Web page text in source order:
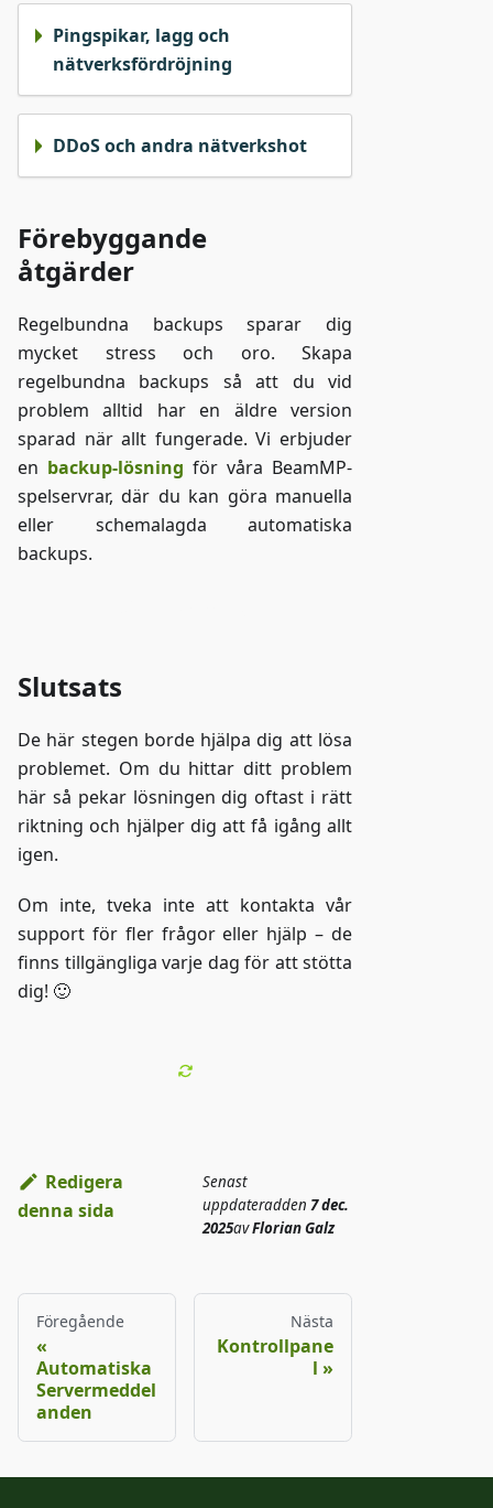
Pingspikar, lagg och
nätverksfördröjning
DDoS och andra nätverkshot
Förebyggande
åtgärder
Regelbundna backups sparar dig
mycket stress och oro. Skapa
regelbundna backups så att du vid
problem alltid har en äldre version
sparad när allt fungerade. Vi erbjuder
en backup-lösning för våra BeamMP-
spelservrar, där du kan göra manuella
eller schemalagda automatiska
backups.
Slutsats
De här stegen borde hjälpa dig att lösa
problemet. Om du hittar ditt problem
här så pekar lösningen dig oftast i rätt
riktning och hjälper dig att få igång allt
igen.
Om inte, tveka inte att kontakta vår
support för fler frågor eller hjälp – de
finns tillgängliga varje dag för att stötta
dig! 🙂
Redigera
denna sida
Senast
uppdateradden 7 dec.
2025avFlorian Galz
Föregående
Automatiska
Servermeddel
anden
Nästa
Kontrollpane
l